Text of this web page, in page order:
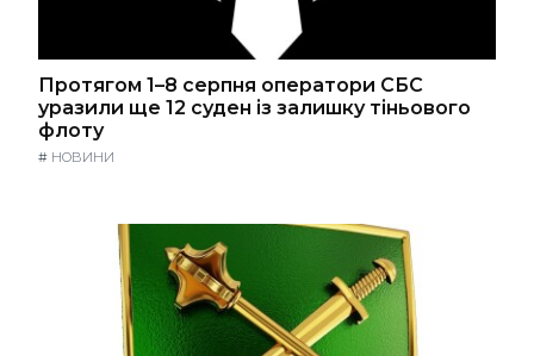
Протягом 1–8 серпня оператори СБС
уразили ще 12 суден із залишку тіньового
флоту
# НОВИНИ